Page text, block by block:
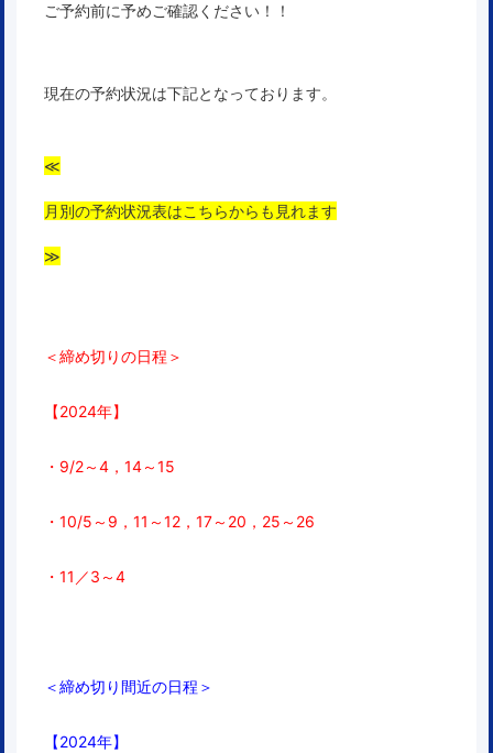
ご予約前に予めご確認ください！！
現在の予約状況は下記となっております。
≪
月別の予約状況表はこちらからも見れます
≫
＜締め切りの日程＞
【2024年】
・9/2～4，14～15
・10/5～9，11～12，17～20，25～ 26
・11／3～4
＜締め切り間近の日程＞
【2024年】